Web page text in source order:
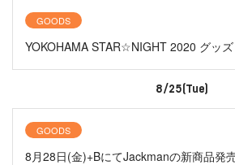
GOODS
YOKOHAMA STAR☆NIGHT 2020 グッズ
8/25(Tue)
GOODS
8月28日(金)+BにてJackmanの新商品発